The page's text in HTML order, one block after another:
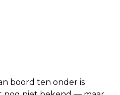
boord ten onder is